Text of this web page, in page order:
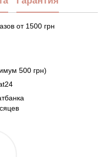
от 1500 грн
500 грн)